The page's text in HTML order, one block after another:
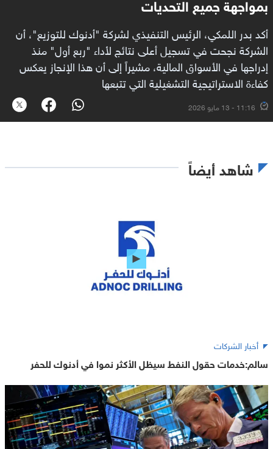
أكد بدر اللمكي، الرئيس التنفيذي لشركة "أدنوك للتوزيع"، أن
الشركة نجحت في تسجيل أعلى نتائج لأداء "ربع أول" منذ
إدراجها في الأسواق المالية، مشيراً إلى أن هذا الإنجاز يعكس
كفاءة الاستراتيجية التشغيلية التي تتبعها
11:16 - 13 مايو 2026
شاهد أيضاً
أخبار الشركات
سالم:خدمات حقول النفط سيظل الأكثر نموا في أدنوك للحفر